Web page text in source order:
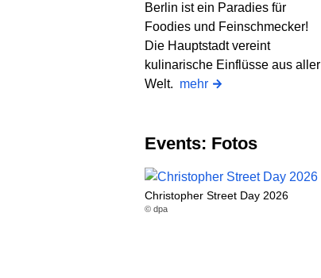
Berlin ist ein Paradies für
Foodies und Feinschmecker!
Die Hauptstadt vereint
kulinarische Einflüsse aus aller
Welt. mehr
Events: Fotos
Christopher Street Day 2026
© dpa